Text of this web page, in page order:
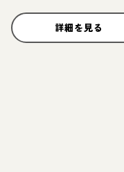
詳細を見る